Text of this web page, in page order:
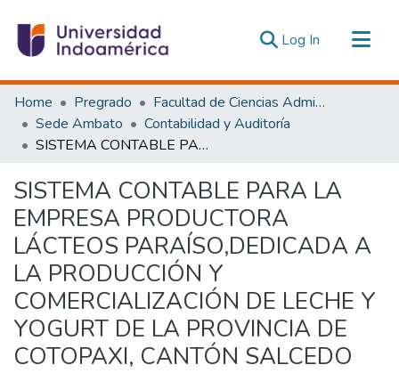
Log In (current)
Communities & Collections
All of DSpace
Statistics
Home Pregrado
Facultad de Ciencias Administrativas y Económicas
Sede Ambato
Contabilidad y Auditoría
SISTEMA CONTABLE PARA LA EMPRESA PRODUCTORA LÁCTEOS PARAÍSO,DEDICADA A LA PRODUCCIÓN Y COMERCIALIZACIÓN DE LECHE Y YOGURT DE LA PROVINCIA DE COTOPAXI, CANTÓN SALCEDO
SISTEMA CONTABLE PARA LA
EMPRESA PRODUCTORA
LÁCTEOS PARAÍSO,DEDICADA A
LA PRODUCCIÓN Y
COMERCIALIZACIÓN DE LECHE Y
YOGURT DE LA PROVINCIA DE
COTOPAXI, CANTÓN SALCEDO